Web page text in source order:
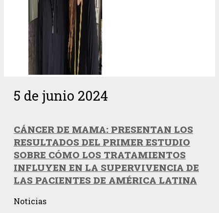
5 de junio 2024
CÁNCER DE MAMA: PRESENTAN LOS
RESULTADOS DEL PRIMER ESTUDIO
SOBRE CÓMO LOS TRATAMIENTOS
INFLUYEN EN LA SUPERVIVENCIA DE
LAS PACIENTES DE AMÉRICA LATINA
Noticias